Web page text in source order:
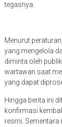
tegasnya.
Menurut
yang mengelola
diminta oleh
wartawan saat
yang dapat
Hingga berita ini
konfirmasi
resmi. Sementara